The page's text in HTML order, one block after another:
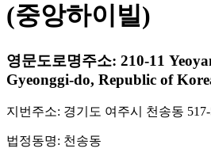
(중앙하이빌)
영문도로명주소: 210-11
Gyeonggi-do, Republic of
지번주소: 경기도 여주시 천송동
법정동명: 천송동